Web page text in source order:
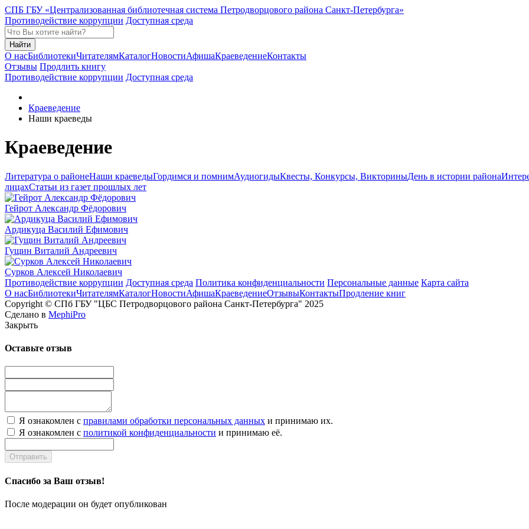
СПБ ГБУ «Централизованная библиотечная система Петродворцового района Санкт-Петербурга»
Противодействие коррупции Доступная среда
Найти
О насБиблиотекиЧитателямКаталогНовостиАфишаКраеведениеКонтакты
Отзывы Продлить книгу
Противодействие коррупции Доступная среда
Краеведение
Наши краеведы
Краеведение
Литература о районеНаши краеведыГордимся и помнимАудиогидыКвесты, Конкурсы, ВикториныДень в истории района
лицахСтатьи из газет прошлых лет
Гейрот Александр Фёдорович
Ардикуца Василий Ефимович
Гущин Виталий Андреевич
Сурков Алексей Николаевич
Противодействие коррупции Доступная среда Политика конфиденциальности Персональные данные Карта сайта
О насБиблиотекиЧитателямКаталогНовостиАфишаКраеведениеОтзывыКонтактыПродление книг
Copyright © СПб ГБУ "ЦБС Петродворцового района Санкт-Петербурга" 2025
Сделано в MephiPro
Закрыть
Оставьте отзыв
Я ознакомлен с правилами обработки персональных данных и принимаю их.
Я ознакомлен с политикой конфиденциальности и принимаю её.
Отправить
Спасибо за Ваш отзыв!
После модерации он будет опубликован